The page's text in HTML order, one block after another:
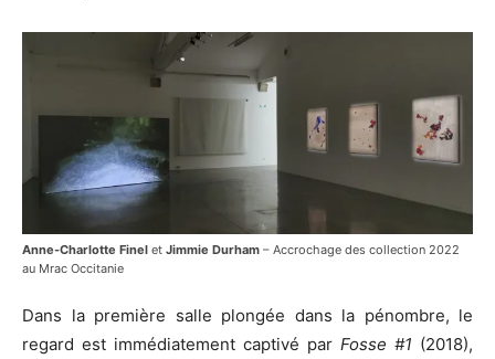
Anne-Charlotte Finel et Jimmie Durham – Accrochage des collection 2022
au Mrac Occitanie
Dans la première salle plongée dans la pénombre, le
regard est immédiatement captivé par Fosse #1 (2018),